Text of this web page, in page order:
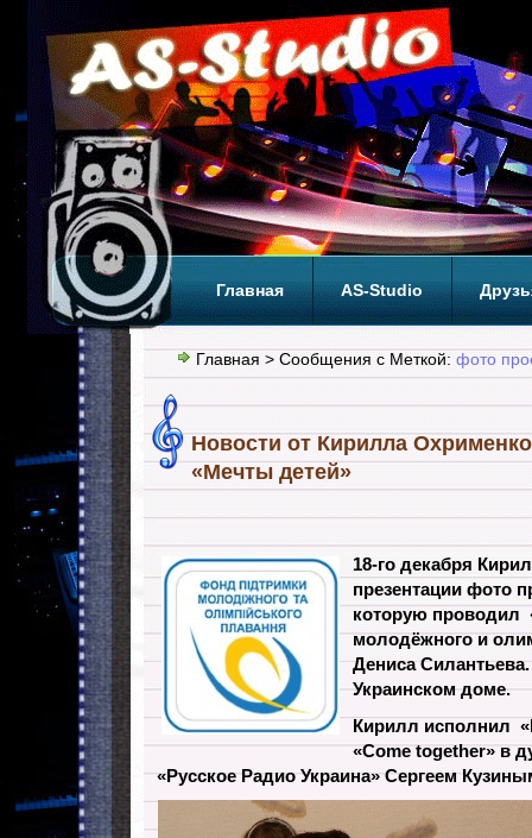
Главная AS-Studio
Теги ТОП
Главная > Сообщения с Меткой: фото
Новости от Кирилла
«Мечты детей»
18-го декабря
презентации фото
которую
молодёжного и
Дениса
Украинском доме.
Кирилл исполнил
«Come together» в
«Русское Радио Украина» Сергеем